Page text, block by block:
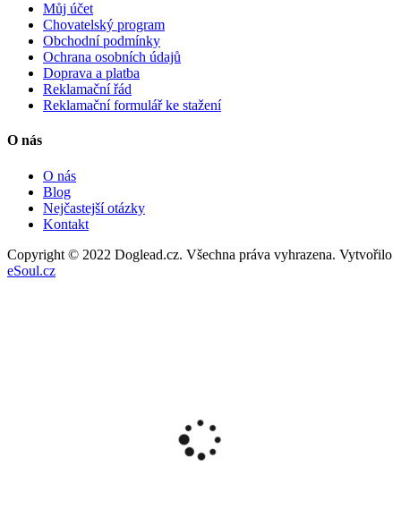
Můj účet
Chovatelský program
Obchodní podmínky
Ochrana osobních údajů
Doprava a platba
Reklamační řád
Reklamační formulář ke stažení
O nás
O nás
Blog
Nejčastejší otázky
Kontakt
Copyright © 2022 Doglead.cz. Všechna práva vyhrazena. Vytvořilo
eSoul.cz